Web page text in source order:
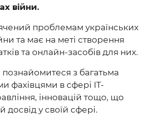
війни.
проблемам українських
та має на меті створення
та онлайн-засобів для них.
з багатьма
фахівцями в сфері ІТ-
інновацій тощо, що
досвід у своїй сфері.